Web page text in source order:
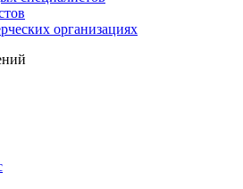
организациях